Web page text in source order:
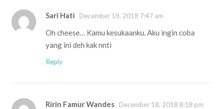
Sari Hati December 18, 2018 7:47 am
Oh cheese… Kamu kesukaanku. Aku ingin coba
yang ini deh kak nnti
Reply
Ririn Famur Wandes December 18, 2018 8:18 pm